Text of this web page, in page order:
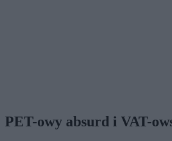
PET-owy absurd i VAT-